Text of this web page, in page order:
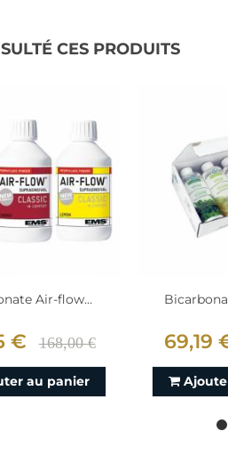
CES PRODUITS
Air-flow...
€ 168,00 €
au panier
69,19